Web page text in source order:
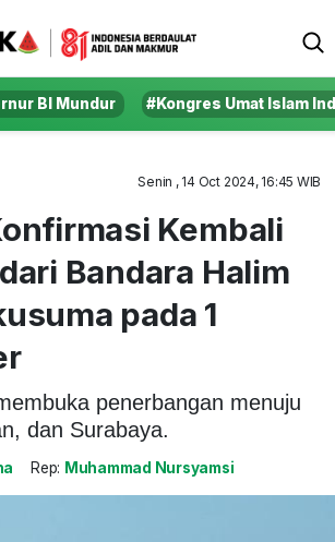
BI Mundur #Kongres Umat Islam
Senin , 14 Oct 2024, 16:45 WIB
Kembali
Bandara Halim
pada 1
penerbangan menuju
dan Surabaya.
Rep: Muhammad Nursyamsi